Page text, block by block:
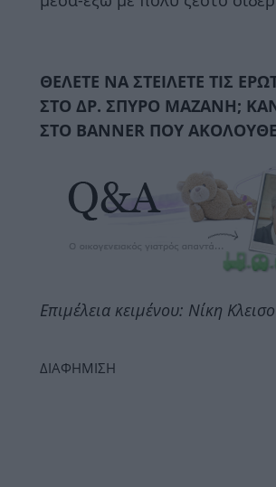
ΘΕΛΕΤΕ ΝΑ ΣΤΕΙΛΕΤΕ ΤΙΣ
ΣΤΟ ΔΡ. ΣΠΥΡΟ ΜΑΖΑΝΗ;
ΣΤΟ BANNER ΠΟΥ
Επιμέλεια κειμένου: Νίκη
ΔΙΑΦΗΜΙΣΗ